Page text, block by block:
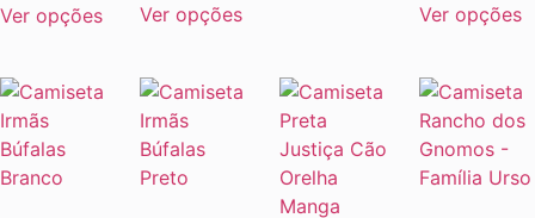
Ver opções Ver opções Ver opções